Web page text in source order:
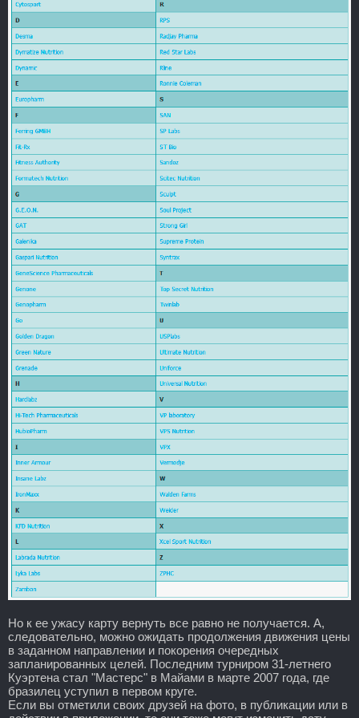
Но к ее ужасу карту вернуть все равно не получается. А,
следовательно, можно ожидать продолжения движения цены
в заданном направлении и покорения очередных
запланированных целей. Последним турниром 31-летнего
Куэртена стал "Мастерс" в Майами в марте 2007 года, где
бразилец уступил в первом круге.
Если вы отметили своих друзей на фото, в публикации или в